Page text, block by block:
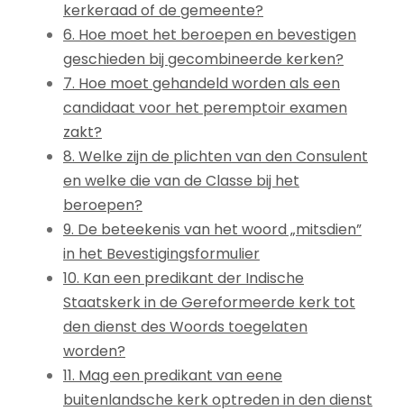
kerkeraad of de gemeente?
6. Hoe moet het beroepen en bevestigen
geschieden bij gecombineerde kerken?
7. Hoe moet gehandeld worden als een
candidaat voor het peremptoir examen
zakt?
8. Welke zijn de plichten van den Consulent
en welke die van de Classe bij het
beroepen?
9. De beteekenis van het woord „mitsdien”
in het Bevestigingsformulier
10. Kan een predikant der Indische
Staatskerk in de Gereformeerde kerk tot
den dienst des Woords toegelaten
worden?
11. Mag een predikant van eene
buitenlandsche kerk optreden in den dienst